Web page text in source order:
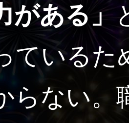
がある」
ているた
らない。